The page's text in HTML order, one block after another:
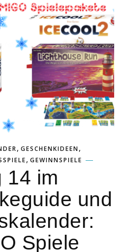
, GESCHENKIDEEN,
, GEWINNSPIELE
14 im
und
Spiele